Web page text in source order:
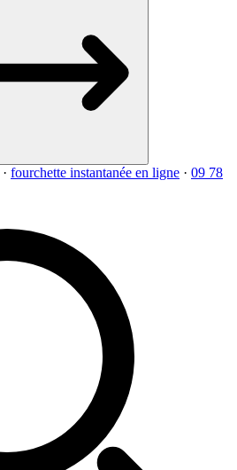
· fourchette instantanée en ligne · 09 78